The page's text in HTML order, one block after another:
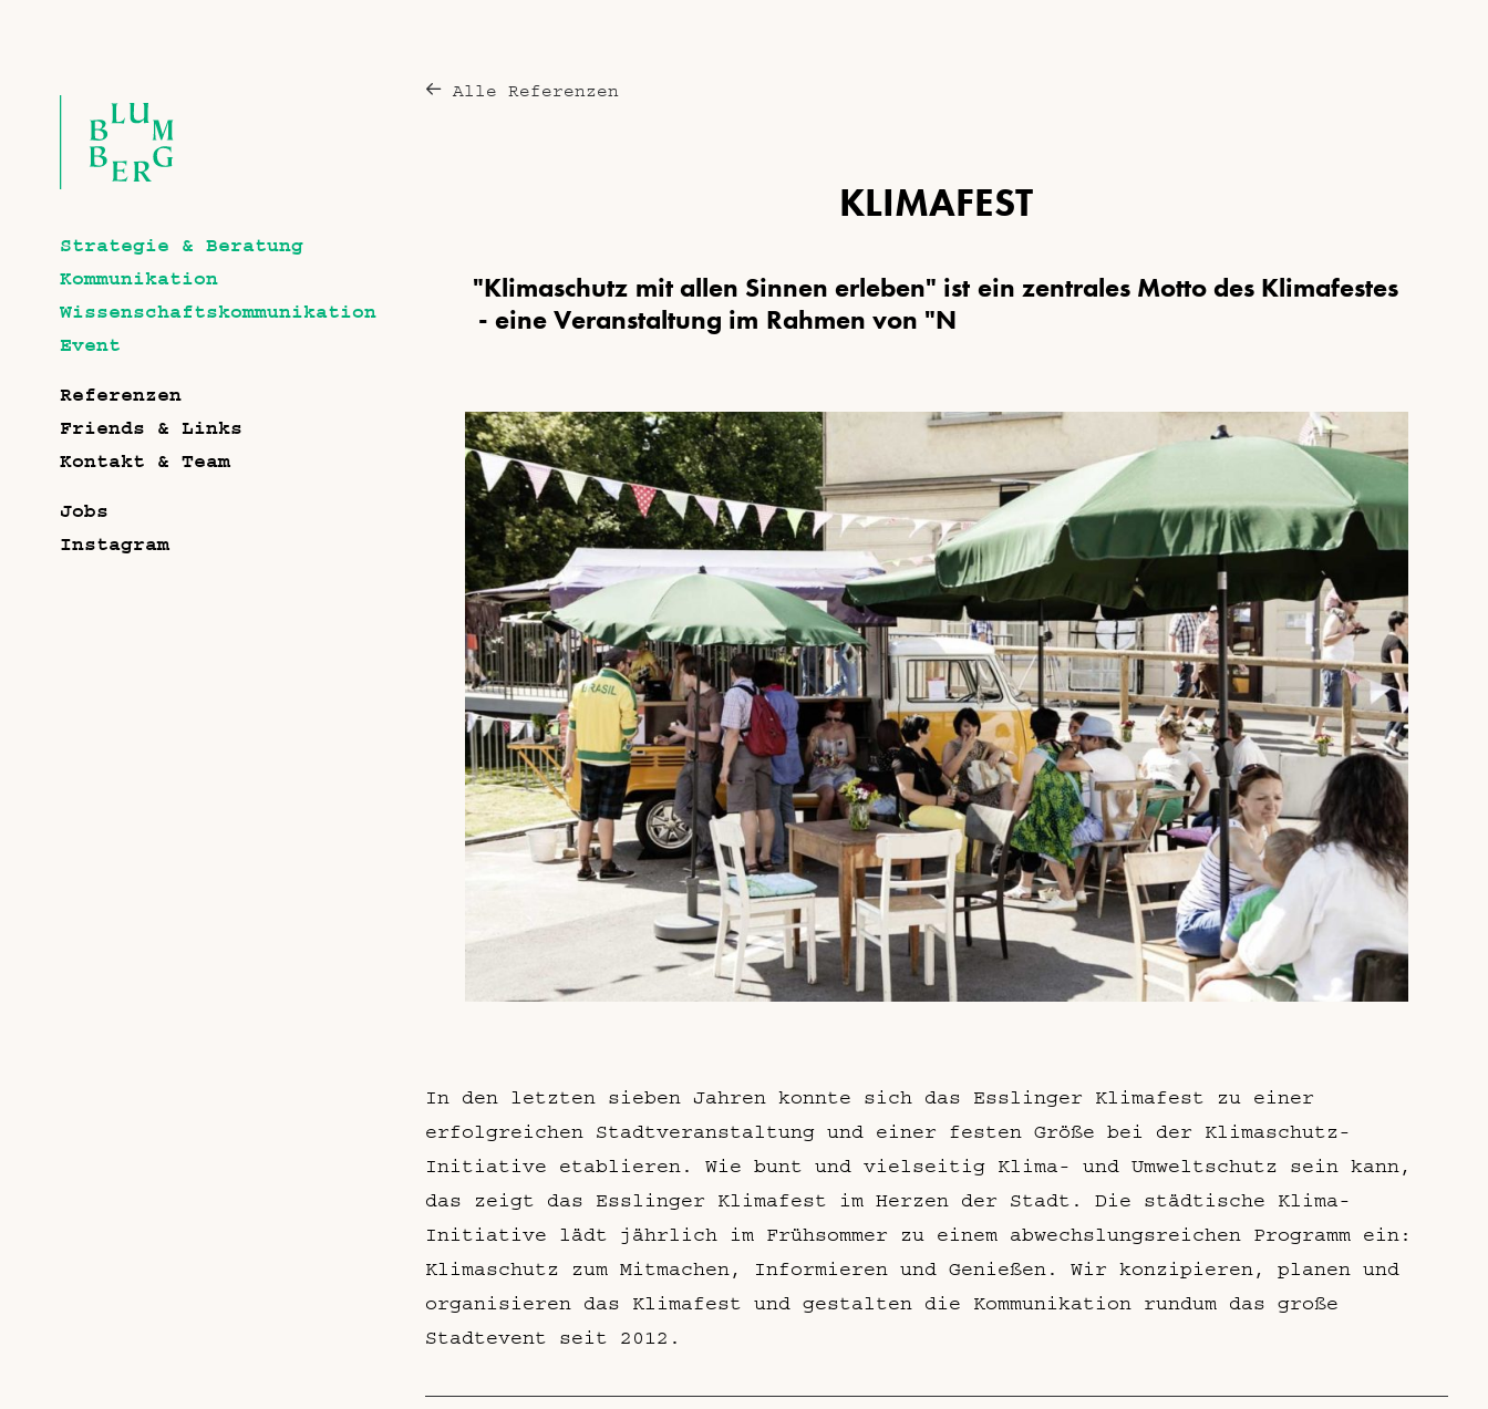
Strategie & Beratung
Kommunikation
Wissenschaftskommunikation
Event
Referenzen
Friends & Links
Kontakt & Team
Jobs
Instagram
Alle Referenzen
KLIMAFEST
"Klimaschutz mit allen Sinnen erleben" ist ein zentrales Mottodes Klimafestes
- eine Veranstaltung im Rahmen von "N
In den letzten sieben Jahren konnte sich das Esslinger Klimafest zu einer
erfolgreichen Stadtveranstaltung und einer festen Größe bei der Klimaschutz-
Initiative etablieren. Wie bunt und vielseitig Klima- und Umweltschutz sein kann,
das zeigt das Esslinger Klimafest im Herzen der Stadt. Die städtische Klima-
Initiative lädt jährlich im Frühsommer zu einem abwechslungsreichen Programm ein:
Klimaschutz zum Mitmachen, Informieren und Genießen. Wir konzipieren, planen und
organisieren das Klimafest und gestalten die Kommunikation rundum das große
Stadtevent seit 2012.